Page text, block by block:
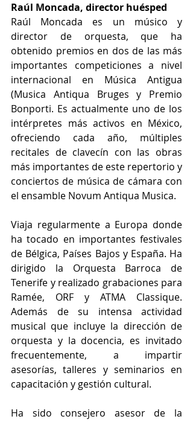
Raúl Moncada, director huésped
Raúl Moncada es un músico y
director de orquesta, que ha
obtenido premios en dos de las más
importantes competiciones a nivel
internacional en Música Antigua
(Musica Antiqua Bruges y Premio
Bonporti. Es actualmente uno de los
intérpretes más activos en México,
ofreciendo cada año, múltiples
recitales de clavecín con las obras
más importantes de este repertorio y
conciertos de música de cámara con
el ensamble Novum Antiqua Musica.
Viaja regularmente a Europa donde
ha tocado en importantes festivales
de Bélgica, Países Bajos y España. Ha
dirigido la Orquesta Barroca de
Tenerife y realizado grabaciones para
Ramée, ORF y ATMA Classique.
Además de su intensa actividad
musical que incluye la dirección de
orquesta y la docencia, es invitado
frecuentemente, a impartir
asesorías, talleres y seminarios en
capacitación y gestión cultural.
Ha sido consejero asesor de la